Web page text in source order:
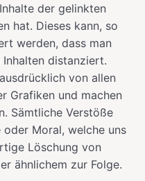
der gelinkten
hat. Dieses kann, so
werden, dass man
distanziert.
von allen
Grafiken und machen
Sämtliche Verstöße
Moral, welche uns
Löschung von
ähnlichem zur Folge.